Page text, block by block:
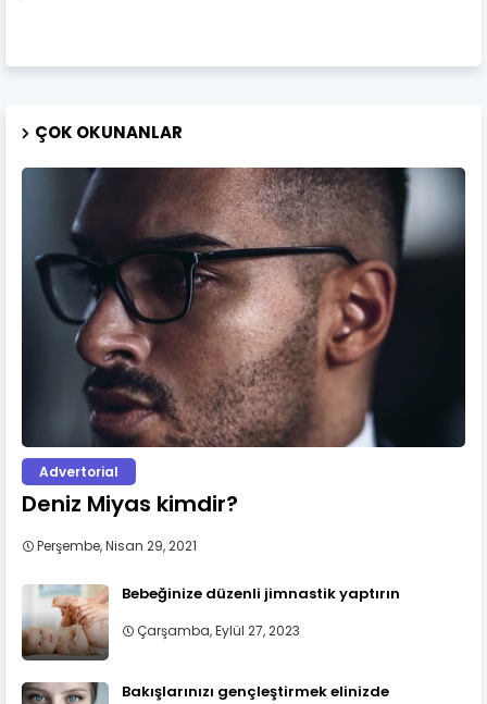
ÇOK OKUNANLAR
Advertorial
Deniz Miyas kimdir?
Perşembe, Nisan 29, 2021
Bebeğinize düzenli jimnastik yaptırın
Çarşamba, Eylül 27, 2023
Bakışlarınızı gençleştirmek elinizde